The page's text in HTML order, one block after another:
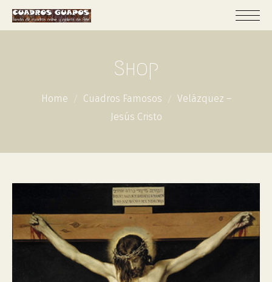
Shop
Home Cuadros Famosos
Velázquez –
Jesús Cristo